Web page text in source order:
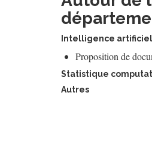
Intelligence
Proposition de
Statistique
Autres